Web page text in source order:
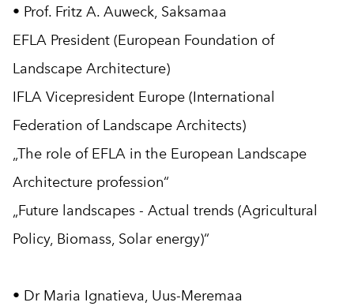
• Prof. Fritz A. Auweck, Saksamaa
EFLA President (European Foundation of
Landscape Architecture)
IFLA Vicepresident Europe (International
Federation of Landscape Architects)
„The role of EFLA in the European Landscape
Architecture profession“
„Future landscapes - Actual trends (Agricultural
Policy, Biomass, Solar energy)“
• Dr Maria Ignatieva, Uus-Meremaa